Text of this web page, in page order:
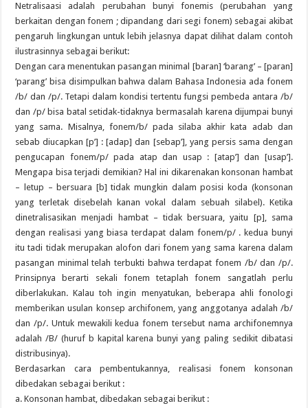
Netralisaasi adalah perubahan bunyi fonemis (perubahan yang
berkaitan dengan fonem ; dipandang dari segi fonem) sebagai akibat
pengaruh lingkungan untuk lebih jelasnya dapat dilihat dalam contoh
ilustrasinnya sebagai berikut:
Dengan cara menentukan pasangan minimal [baran] ‘barang’ – [paran]
‘parang’ bisa disimpulkan bahwa dalam Bahasa Indonesia ada fonem
/b/ dan /p/. Tetapi dalam kondisi tertentu fungsi pembeda antara /b/
dan /p/ bisa batal setidak-tidaknya bermasalah karena dijumpai bunyi
yang sama. Misalnya, fonem/b/ pada silaba akhir kata adab dan
sebab diucapkan [p’] : [adap] dan [sebap’], yang persis sama dengan
pengucapan fonem/p/ pada atap dan usap : [atap’] dan [usap’].
Mengapa bisa terjadi demikian? Hal ini dikarenakan konsonan hambat
– letup – bersuara [b] tidak mungkin dalam posisi koda (konsonan
yang terletak disebelah kanan vokal dalam sebuah silabel). Ketika
dinetralisasikan menjadi hambat – tidak bersuara, yaitu [p], sama
dengan realisasi yang biasa terdapat dalam fonem/p/ . kedua bunyi
itu tadi tidak merupakan alofon dari fonem yang sama karena dalam
pasangan minimal telah terbukti bahwa terdapat fonem /b/ dan /p/.
Prinsipnya berarti sekali fonem tetaplah fonem sangatlah perlu
diberlakukan. Kalau toh ingin menyatukan, beberapa ahli fonologi
memberikan usulan konsep archifonem, yang anggotanya adalah /b/
dan /p/. Untuk mewakili kedua fonem tersebut nama archifonemnya
adalah /B/ (huruf b kapital karena bunyi yang paling sedikit dibatasi
distribusinya).
Berdasarkan cara pembentukannya, realisasi fonem konsonan
dibedakan sebagai berikut :
a. Konsonan hambat, dibedakan sebagai berikut :